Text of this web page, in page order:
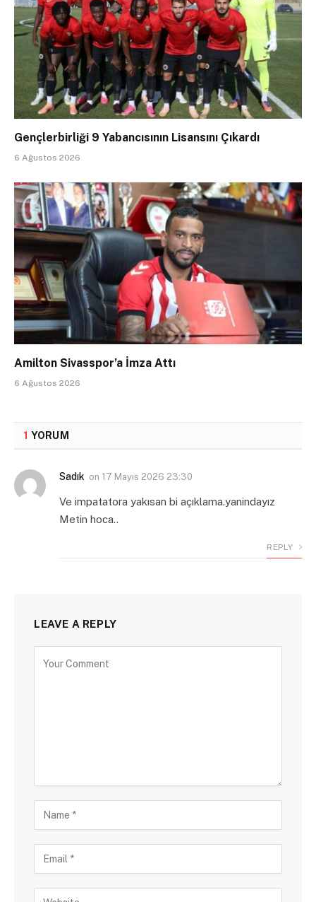
Gençlerbirliği 9 Yabancısının Lisansını Çıkardı
6 Ağustos 2026
Amilton Sivasspor’a İmza Attı
6 Ağustos 2026
1 YORUM
Sadık on 17 Mayıs 2026 23:30
Ve impatatora yakısan bi açıklama.yanindayız
Metin hoca..
REPLY
LEAVE A REPLY